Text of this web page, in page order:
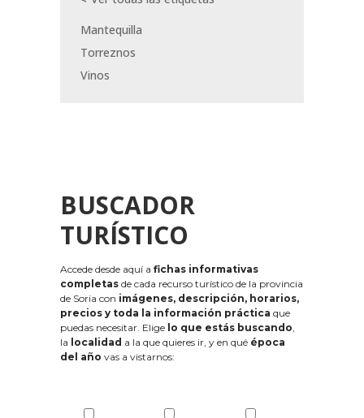
Mantequilla
Torreznos
Vinos
BUSCADOR
TURÍSTICO
Accede desde aquí a fichas informativas
completas de cada recurso turístico de la provincia
de Soria con imágenes, descripción, horarios,
precios y toda la información práctica que
puedas necesitar. Elige lo que estás buscando,
la localidad a la que quieres ir, y en qué época
del año vas a vistarnos: